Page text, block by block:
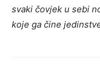
svaki čovjek u sebi
koje ga čine